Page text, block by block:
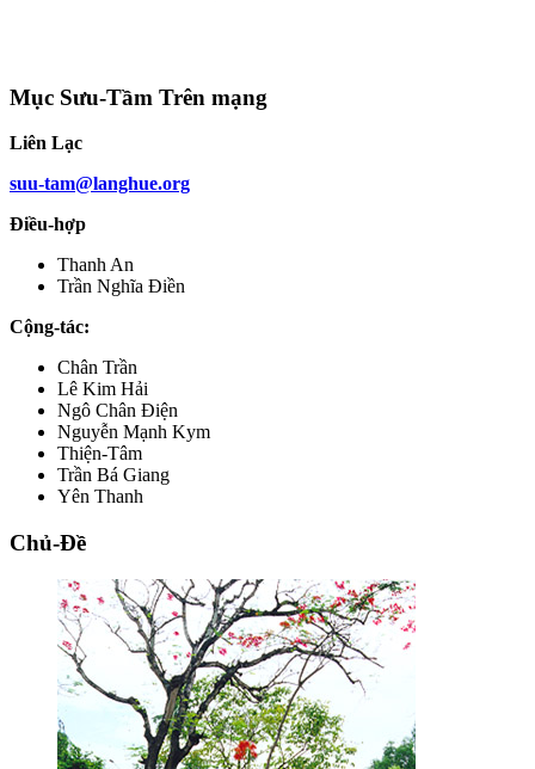
Mục Sưu-Tầm Trên mạng
Liên Lạc
suu-tam@langhue.org
Điều-hợp
Thanh An
Trần Nghĩa Điền
Cộng-tác:
Chân Trần
Lê Kim Hải
Ngô Chân Điện
Nguyễn Mạnh Kym
Thiện-Tâm
Trần Bá Giang
Yên Thanh
Chủ-Đề